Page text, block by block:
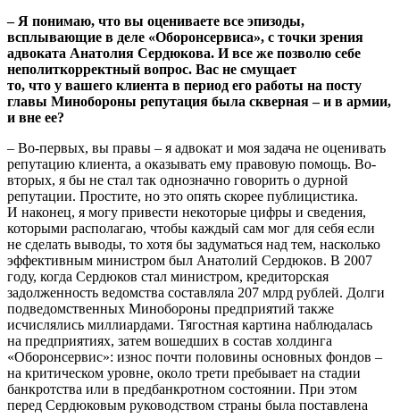
– Я понимаю, что вы оцениваете все эпизоды,
всплывающие в деле «Оборонсервиса», с точки зрения
адвоката Анатолия Сердюкова. И все же позволю себе
неполиткорректный вопрос. Вас не смущает
то, что у вашего клиента в период его работы на посту
главы Минобороны репутация была скверная – и в армии,
и вне ее?
– Во-первых, вы правы – я адвокат и моя задача не оценивать
репутацию клиента, а оказывать ему правовую помощь. Во-
вторых, я бы не стал так однозначно говорить о дурной
репутации. Простите, но это опять скорее публицистика.
И наконец, я могу привести некоторые цифры и сведения,
которыми располагаю, чтобы каждый сам мог для себя если
не сделать выводы, то хотя бы задуматься над тем, насколько
эффективным министром был Анатолий Сердюков. В 2007
году, когда Сердюков стал министром, кредиторская
задолженность ведомства составляла 207 млрд рублей. Долги
подведомственных Минобороны предприятий также
исчислялись миллиардами. Тягостная картина наблюдалась
на предприятиях, затем вошедших в состав холдинга
«Оборонсервис»: износ почти половины основных фондов –
на критическом уровне, около трети пребывает на стадии
банкротства или в предбанкротном состоянии. При этом
перед Сердюковым руководством страны была поставлена